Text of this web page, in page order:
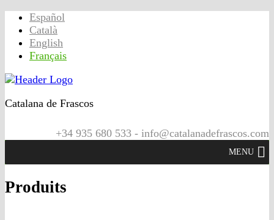
Español
Català
English
Français
Catalana de Frascos
+34 935 680 533 - info@catalanadefrascos.com
MENU
Produits